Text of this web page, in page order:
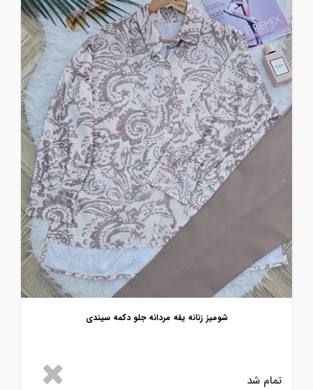
شومیز زنانه یقه مردانه جلو دکمه سیندی
تمام شد